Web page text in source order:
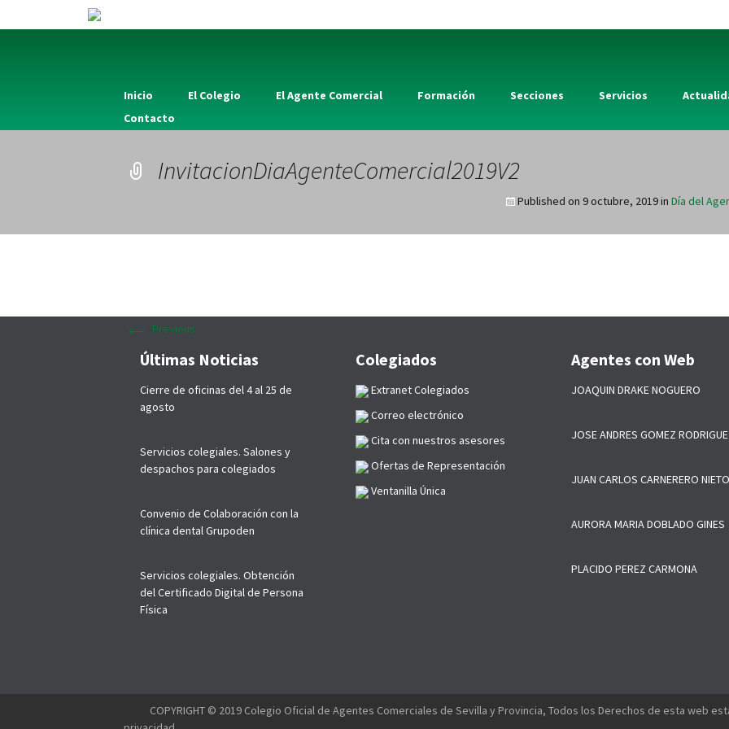
Inicio El Colegio El Agente Comercial Formación Secciones Servicios
Contacto
InvitacionDiaAgenteComercial2019V2
Published on 9 octubre, 2019in Día del
← Previous
Últimas Noticias
Cierre de oficinas del 4 al 25 de
agosto
Servicios colegiales. Salones y
despachos para colegiados
Convenio de Colaboración con la
clínica dental Grupoden
Servicios colegiales. Obtención
del Certificado Digital de Persona
Física
Colegiados
Extranet Colegiados
Correo electrónico
Cita con nuestros asesores
Ofertas de Representación
Ventanilla Única
Agentes con Web
JOAQUIN DRAKE NOGUERO
JOSE ANDRES GOMEZ
JUAN CARLOS CARNERERO NIETO
AURORA MARIA DOBLADO GINES
PLACIDO PEREZ CARMONA
COPYRIGHT © 2019 Colegio Oficial de Agentes Comerciales de Sevilla y Provincia, Todos los Derechos de esta web